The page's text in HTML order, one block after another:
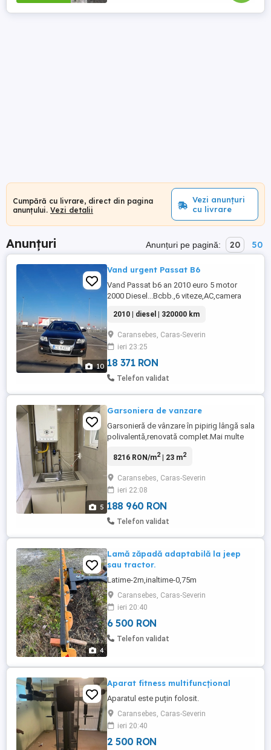
Cumpără cu livrare, direct din pagina
anunțului. Vezi detalii
Vezi anunțuri
cu livrare
Anunțuri Anunțuri pe pagină: 20 50
10
Vand urgent Passat B6
Vand Passat b6 an 2010 euro 5 motor
2000 Diesel...Bcbb.,6 viteze,AC,camera
de 10",schimbat distribuție, ulei
,filtreMasina circula în Austria,Stare foarte
bună de functionare
2010 | diesel | 320000 km
Caransebes, Caras-Severin
ieri 23:25
18 371 RON
Telefon validat
5
Garsoniera de vanzare
Garsonieră de vânzare în pipirig lângă sala
polivalentă,renovată complet.Mai multe
8216 RON/m2| 23 m2
Caransebes, Caras-Severin
ieri 22:08
188 960 RON
Telefon validat
4
Lamă zăpadă adaptabilă la jeep
sau tractor.
Latime-2m,inaltime-0,75m
Caransebes, Caras-Severin
ieri 20:40
6 500 RON
Telefon validat
Aparat fitness multifuncțional
Aparatul este puțin folosit.
Caransebes, Caras-Severin
ieri 20:40
2 500 RON